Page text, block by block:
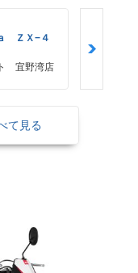
ＺＸ−４
宜野湾店
て見る